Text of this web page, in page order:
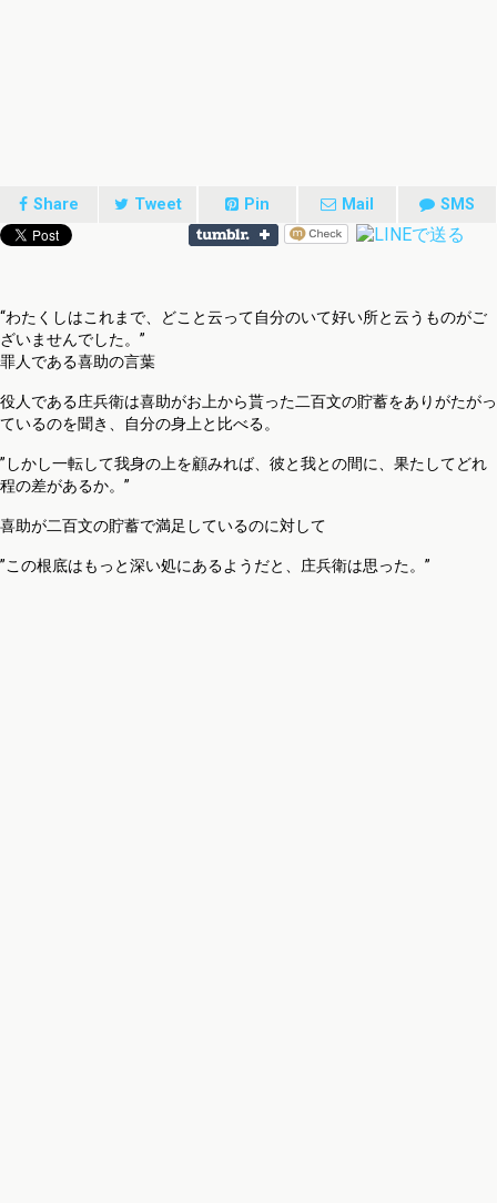
Share Tweet Pin Mail SMS
“わたくしはこれまで、どこと云って自分のいて好い所と云うものがご
ざいませんでした。”
罪人である喜助の言葉
役人である庄兵衛は喜助がお上から貰った二百文の貯蓄をありがたがっ
ているのを聞き、自分の身上と比べる。
”しかし一転して我身の上を顧みれば、彼と我との間に、果たしてどれ
程の差があるか。”
喜助が二百文の貯蓄で満足しているのに対して
”この根底はもっと深い処にあるようだと、庄兵衛は思った。”